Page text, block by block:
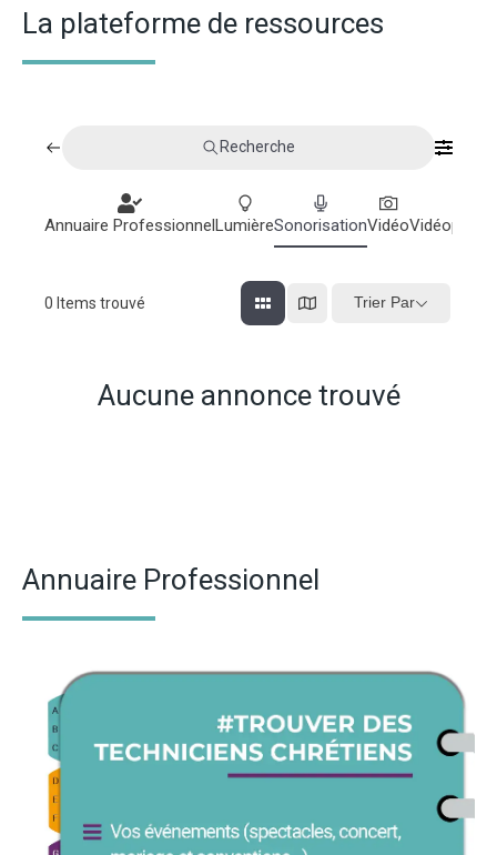
La plateforme de ressources
Recherche
Annuaire ProfessionnelLumièreSonorisationVidéo
0 Items trouvé Trier Par
Aucune annonce trouvé
Annuaire Professionnel